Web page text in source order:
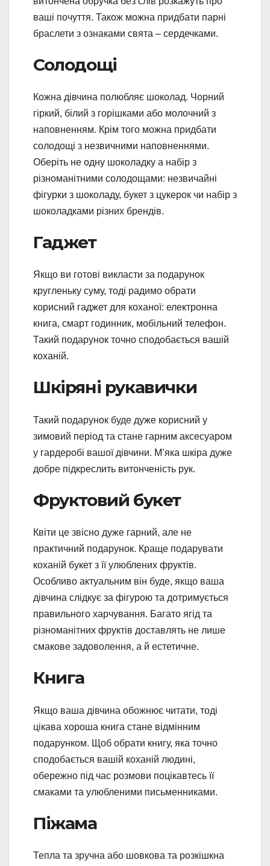
ваші почуття. Також можна придбати парні
браслети з ознаками свята – сердечками.
Солодощі
Кожна дівчина полюбляє шоколад. Чорний
гіркий, білий з горішками або молочний з
наповненням. Крім того можна придбати
солодощі з незвичними наповненнями.
Оберіть не одну шоколадку а набір з
різноманітними солодощами: незвичайні
фігурки з шоколаду, букет з цукерок чи набір з
шоколадками різних брендів.
Гаджет
Якщо ви готові викласти за подарунок
кругленьку суму, тоді радимо обрати
корисний гаджет для коханої: електронна
книга, смарт годинник, мобільний телефон.
Такий подарунок точно сподобається вашій
коханій.
Шкіряні рукавички
Такий подарунок буде дуже корисний у
зимовий період та стане гарним аксесуаром
у гардеробі вашої дівчини. М’яка шкіра дуже
добре підкреслить витонченість рук.
Фруктовий букет
Квіти це звісно дуже гарний, але не
практичний подарунок. Краще подарувати
коханій букет з її улюблених фруктів.
Особливо актуальним він буде, якщо ваша
дівчина слідкує за фігурою та дотримується
правильного харчування. Багато ягід та
різноманітних фруктів доставлять не лише
смакове задоволення, а й естетичне.
Книга
Якщо ваша дівчина обожнює читати, тоді
цікава хороша книга стане відмінним
подарунком. Щоб обрати книгу, яка точно
сподобається вашій коханій людині,
обережно під час розмови поцікавтесь її
смаками та улюбленими письменниками.
Піжама
Тепла та зручна або шовкова та розкішкна